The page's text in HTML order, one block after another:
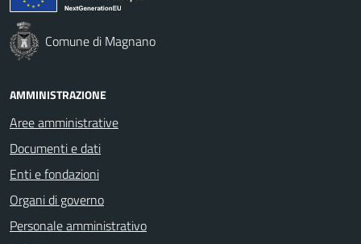
Comune di Magnano
AMMINISTRAZIONE
Aree amministrative
Documenti e dati
Enti e fondazioni
Organi di governo
Personale amministrativo